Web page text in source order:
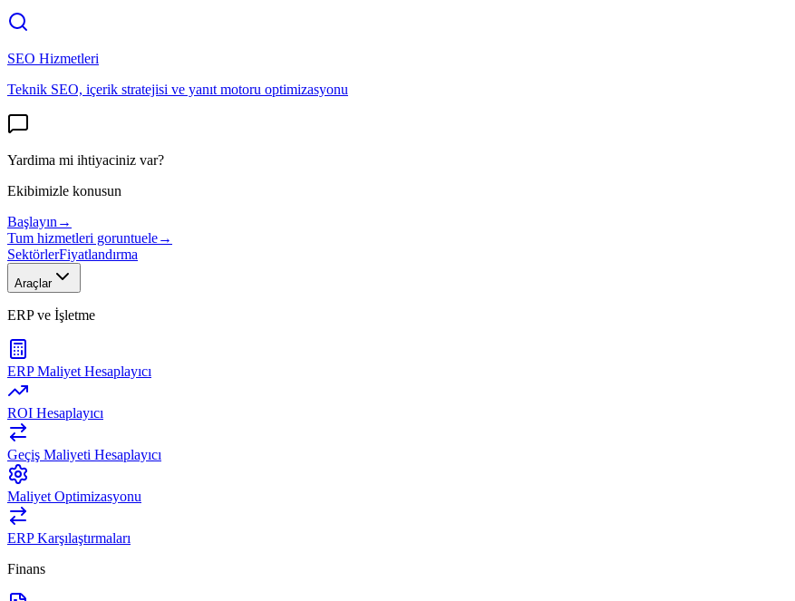
SEO Hizmetleri
Teknik SEO, içerik stratejisi ve yanıt motoru optimizasyonu
Yardima mi ihtiyaciniz var?
Ekibimizle konusun
Başlayın →
Tum hizmetleri goruntuele→
SektörlerFiyatlandırma
Araçlar
ERP ve İşletme
ERP Maliyet Hesaplayıcı
ROI Hesaplayıcı
Geçiş Maliyeti Hesaplayıcı
Maliyet Optimizasyonu
ERP Karşılaştırmaları
Finans